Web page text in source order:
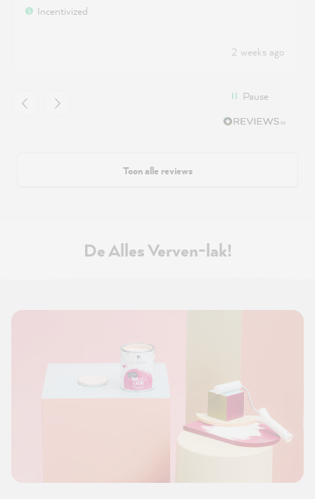
Incentivized
2 weeks ago
Pause
Toon alle reviews
De Alles Verven-lak!